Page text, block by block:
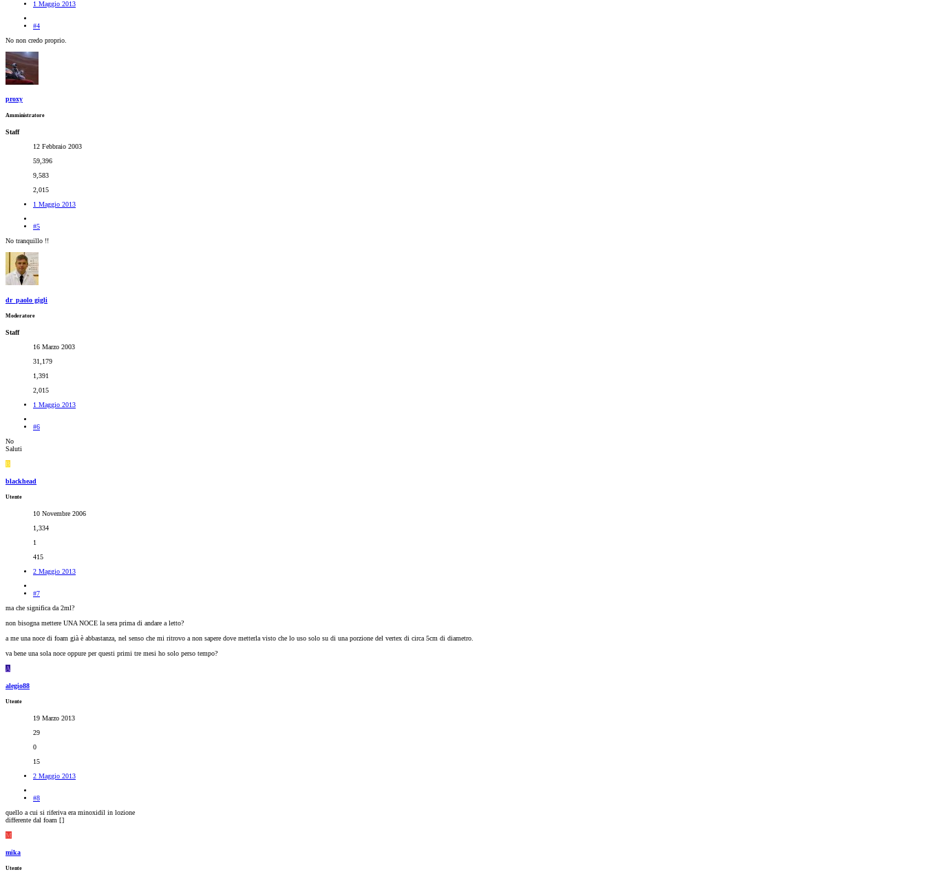
1 Maggio 2013
#4
No non credo proprio.
proxy
Amministratore
Staff
12 Febbraio 2003
59,396
9,583
2,015
1 Maggio 2013
#5
No tranquillo !!
dr_paolo gigli
Moderatore
Staff
16 Marzo 2003
31,179
1,391
2,015
1 Maggio 2013
#6
No
Saluti
B
blackhead
Utente
10 Novembre 2006
1,334
1
415
2 Maggio 2013
#7
ma che significa da 2ml?
non bisogna mettere UNA NOCE la sera prima di andare a letto?
a me una noce di foam già è abbastanza, nel senso che mi ritrovo a non sapere dove metterla visto che lo uso solo su di una porzione del vertex di circa 5cm di diametro.
va bene una sola noce oppure per questi primi tre mesi ho solo perso tempo?
A
alegio88
Utente
19 Marzo 2013
29
0
15
2 Maggio 2013
#8
quello a cui si riferiva era minoxidil in lozione
differente dal foam []
M
mika
Utente